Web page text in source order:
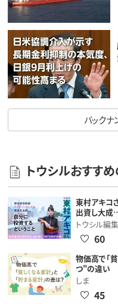
バックナ
トウシルおすす
東村アキコ
出資し大成
トウシル編
60
物価高で「
つ"の違い
しま
45